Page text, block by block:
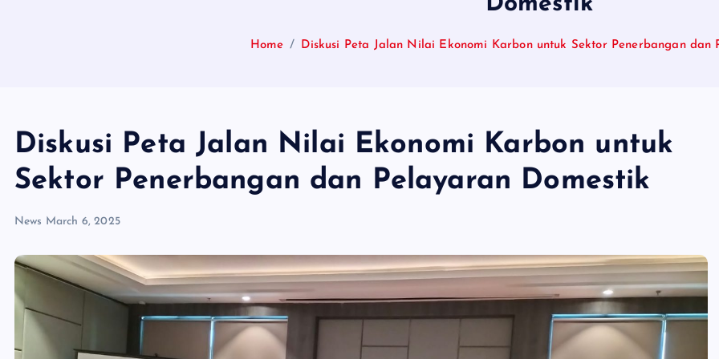
Home Diskusi Peta Jalan Nilai Ekonomi Karbon untuk Sektor Penerbangan dan
Diskusi Peta Jalan Nilai Ekonomi Karbon untuk
Sektor Penerbangan dan Pelayaran Domestik
News March 6, 2025